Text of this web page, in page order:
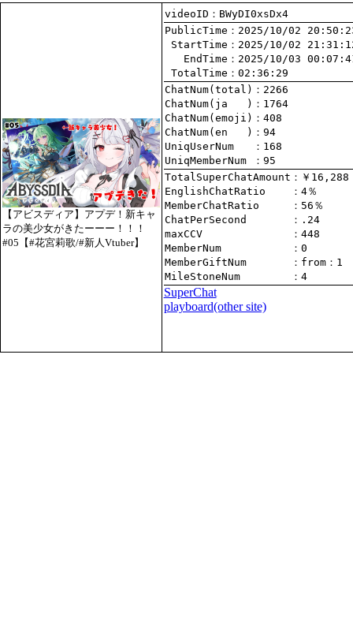
【アビスディア】アプデ！新キャ
ラの美少女がきたーーー！！！
#05【#花宮莉歌/#新人Vtuber】
videoID：BWyDI0xsDx4
PublicTime
StartTime
   EndTime
TotalTime ：02:36:29
ChatNum(total)
ChatNum(ja   )
ChatNum(emoji)
ChatNum(en   )
UniqUserNum
：168
UniqMemberNum
：95
TotalSuperChatAmount
EnglishChatRatio
MemberChatRatio
ChatPerSecond
maxCCV
：448
MemberNum
：0
MemberGiftNum
： from ：1
MileStoneNum
：4
SuperChat
playboard(other site)